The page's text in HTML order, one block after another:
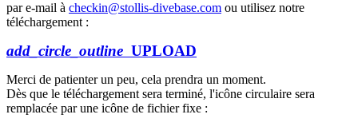
par e-mail à checkin@stollis-divebase.com ou utilisez notre
téléchargement :
add_circle_outline UPLOAD
Merci de patienter un peu, cela prendra un moment.
Dès que le téléchargement sera terminé, l'icône circulaire sera
remplacée par une icône de fichier fixe :